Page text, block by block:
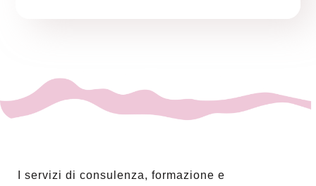
I servizi di consulenza, formazione e